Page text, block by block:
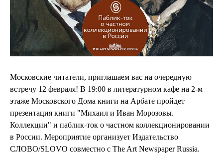
Московские читатели, приглашаем вас на очередную
встречу 12 февраля! В 19:00 в литературном кафе на 2-м
этаже Московского Дома книги на Арбате пройдет
презентация книги "Михаил и Иван Морозовы.
Коллекции" и паблик-ток о частном коллекционировании
в России. Мероприятие организует Издательство
СЛОВО/SLOVO совместно с The Art Newspaper Russia.